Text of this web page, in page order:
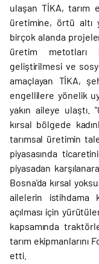
ulaşan TİKA, tarım
üretimine, örtü altı
birçok alanda
üretim metotları
geliştirilmesi ve
amaçlayan TİKA,
engellilere yönelik
yakın aileye ulaştı.
kırsal bölgede
tarımsal üretimin
piyasasında
piyasadan
Bosna'da kırsal
ailelerin istihdama
açılması için
kapsamında
tarım ekipmanlarını
etti.